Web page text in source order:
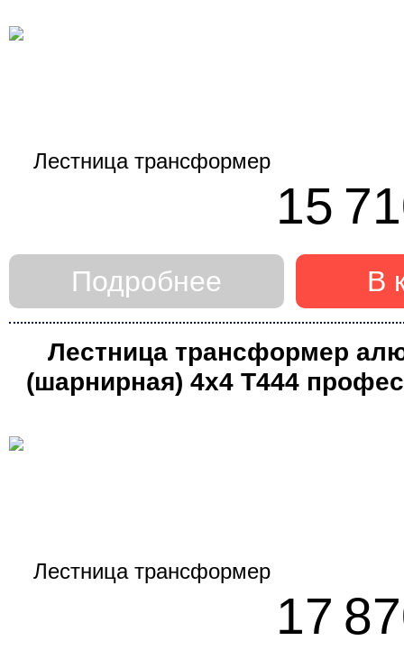
м
до
15
В
Подробнее
Лестница трансформер
(шарнирная) 4х4 Т444
17